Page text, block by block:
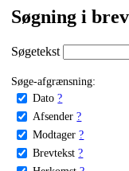
Søgning i
Søgetekst
Søge-afgrænsning:
Dato ?
Afsender ?
Modtager ?
Brevtekst ?